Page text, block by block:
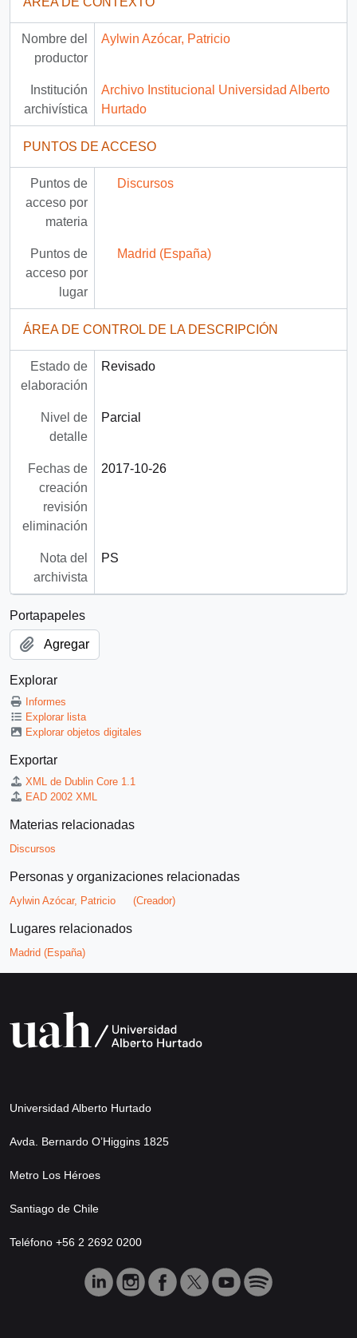
Nombre del
productor
Aylwin Azócar, Patricio
Institución
archivística
Archivo Institucional Universidad Alberto
Hurtado
PUNTOS DE ACCESO
Puntos de
acceso por
materia
Discursos
Puntos de
acceso por
lugar
Madrid (España)
ÁREA DE CONTROL DE LA DESCRIPCIÓN
Estado de
elaboración
Revisado
Nivel de
detalle
Parcial
Fechas de
creación
revisión
eliminación
2017-10-26
Nota del
archivista
PS
Portapapeles
Agregar
Explorar
Informes
Explorar lista
Explorar objetos digitales
Exportar
XML de Dublin Core 1.1
EAD 2002 XML
Materias relacionadas
Discursos
Personas y organizaciones relacionadas
Aylwin Azócar, Patricio (Creador)
Lugares relacionados
Madrid (España)
Universidad Alberto Hurtado
Avda. Bernardo O’Higgins 1825
Metro Los Héroes
Santiago de Chile
Teléfono +56 2 2692 0200